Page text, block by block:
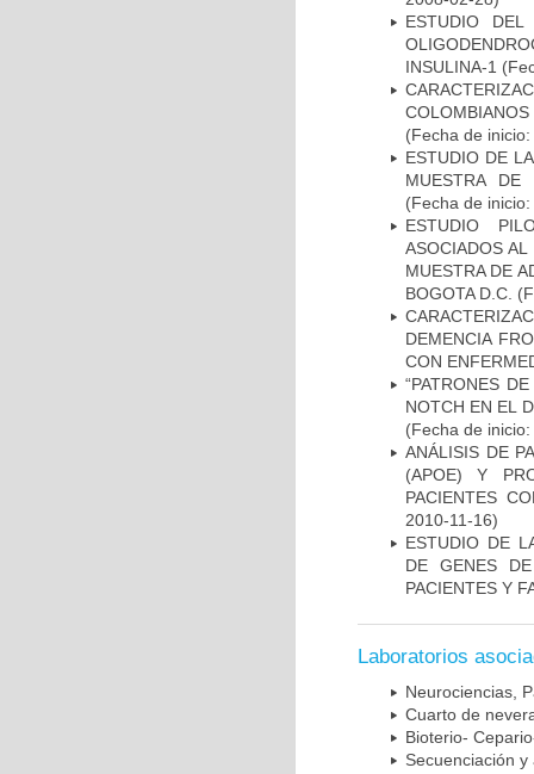
ESTUDIO
INSULINA-1
(Fecha de
ESTUDIO DE
MUESTRA DE
(Fecha de
ESTUDIO
ASOCIADOS
MUESTRA DE
BOGOTA D.C.
DEMENCIA
CON
“PATRONES
NOTCH EN EL
(Fecha de
ANÁLISIS DE
(APOE) Y
PACIENTES
2010-11-16)
ESTUDIO DE
DE GENES
PACIENTES Y
Laboratorios
Neurociencias,
Cuarto de
Bioterio-
Secuenciación